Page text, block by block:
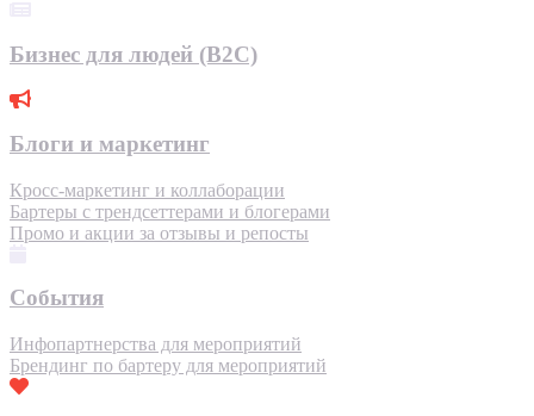
Бизнес для людей (B2C)
Блоги и маркетинг
Кросс-маркетинг и коллаборации
Бартеры с трендсеттерами и блогерами
Промо и акции за отзывы и репосты
События
Инфопартнерства для мероприятий
Брендинг по бартеру для мероприятий